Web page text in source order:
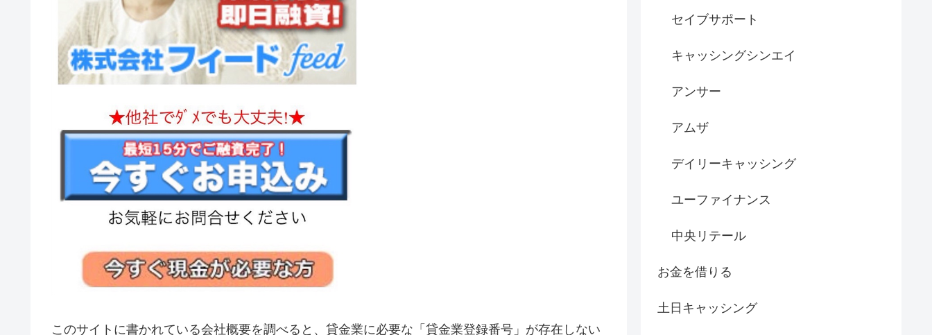
このサイトに書かれている会社概要を調べると、貸金業に必要な「貸金業登録番号」が存在しない
セイブサポート
キャッシングシンエイ
アンサー
アムザ
デイリーキャッシング
ユーファイナンス
中央リテール
お金を借りる
土日キャッシング